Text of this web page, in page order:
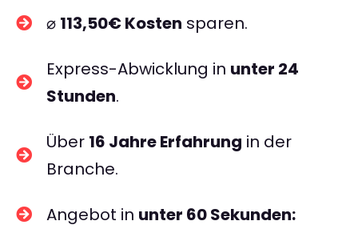
⌀ 113,50€ Kosten sparen.
Express-Abwicklung in unter 24
Stunden.
Über 16 Jahre Erfahrung in der
Branche.
Angebot in unter 60 Sekunden: